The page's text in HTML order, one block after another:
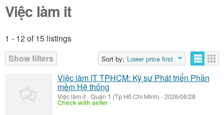
Việc làm it
1 - 12 of 15 listings
Show filters
Sort by: Lower price first
Listings
Việc làm IT TPHCM: Kỹ sư Phát triển Phần
mềm Hệ thống
Việc làm it-Quận 1 (Tp Hồ Chí Minh) -2026/06/28
Check with seller